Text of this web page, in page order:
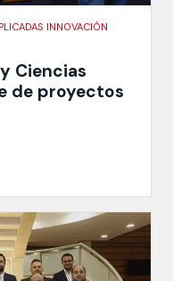
INNOVACIÓN
Ciencias
de proyectos